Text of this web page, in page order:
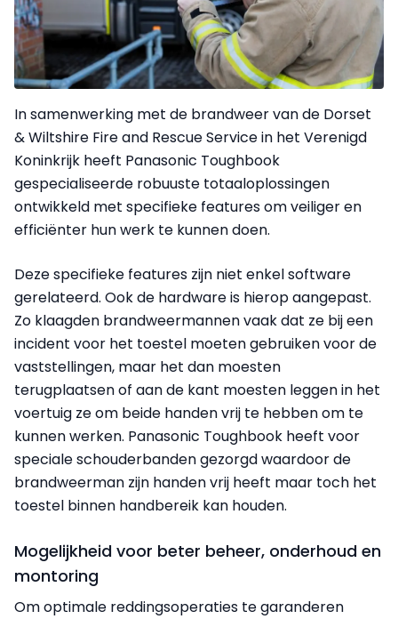
In samenwerking met de brandweer van de Dorset
& Wiltshire Fire and Rescue Service in het Verenigd
Koninkrijk heeft Panasonic Toughbook
gespecialiseerde robuuste totaaloplossingen
ontwikkeld met specifieke features om veiliger en
efficiënter hun werk te kunnen doen.
Deze specifieke features zijn niet enkel software
gerelateerd. Ook de hardware is hierop aangepast.
Zo klaagden brandweermannen vaak dat ze bij een
incident voor het toestel moeten gebruiken voor de
vaststellingen, maar het dan moesten
terugplaatsen of aan de kant moesten leggen in het
voertuig ze om beide handen vrij te hebben om te
kunnen werken. Panasonic Toughbook heeft voor
speciale schouderbanden gezorgd waardoor de
brandweerman zijn handen vrij heeft maar toch het
toestel binnen handbereik kan houden.
Mogelijkheid voor beter beheer, onderhoud en
montoring
Om optimale reddingsoperaties te garanderen